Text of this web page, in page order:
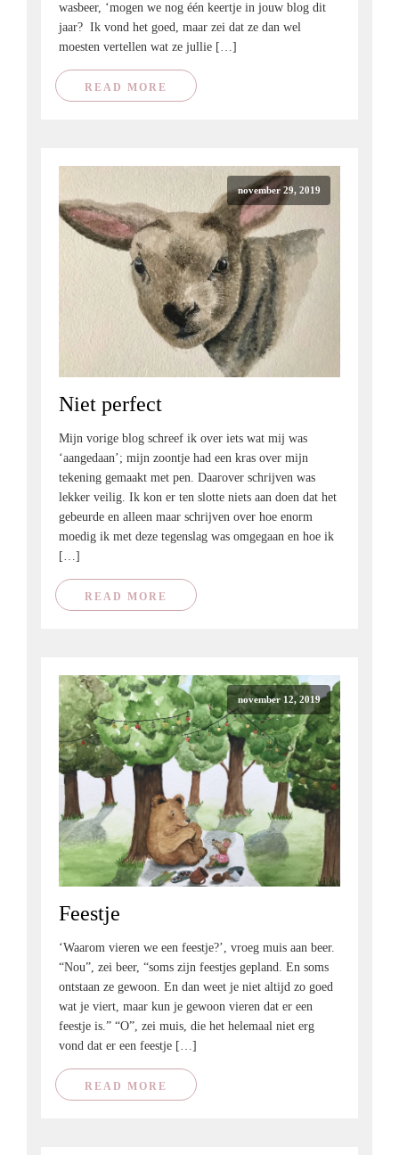
wasbeer, ‘mogen we nog één keertje in jouw blog dit
jaar? Ik vond het goed, maar zei dat ze dan wel
moesten vertellen wat ze jullie […]
READ MORE
november 29, 2019
Niet perfect
Mijn vorige blog schreef ik over iets wat mij was
‘aangedaan’; mijn zoontje had een kras over mijn
tekening gemaakt met pen. Daarover schrijven was
lekker veilig. Ik kon er ten slotte niets aan doen dat het
gebeurde en alleen maar schrijven over hoe enorm
moedig ik met deze tegenslag was omgegaan en hoe ik
[…]
READ MORE
november 12, 2019
Feestje
‘Waarom vieren we een feestje?’, vroeg muis aan beer.
“Nou”, zei beer, “soms zijn feestjes gepland. En soms
ontstaan ze gewoon. En dan weet je niet altijd zo goed
wat je viert, maar kun je gewoon vieren dat er een
feestje is.” “O”, zei muis, die het helemaal niet erg
vond dat er een feestje […]
READ MORE